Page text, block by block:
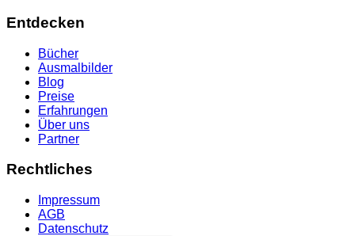
Entdecken
Bücher
Ausmalbilder
Blog
Preise
Erfahrungen
Über uns
Partner
Rechtliches
Impressum
AGB
Datenschutz